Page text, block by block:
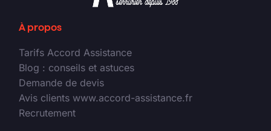
À propos
Tarifs Accord Assistance
Blog : conseils et astuces
Demande de devis
Avis clients www.accord-assistance.fr
Recrutement